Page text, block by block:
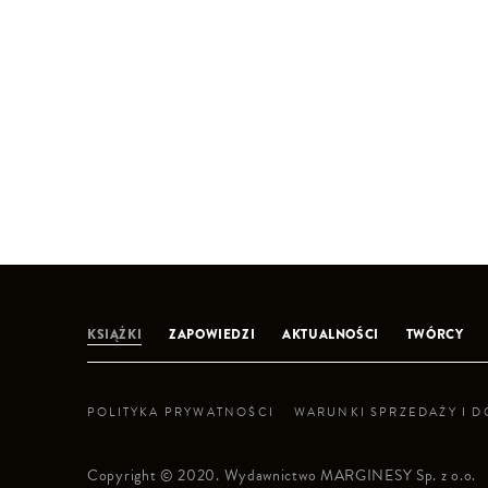
KSIĄŻKI ZAPOWIEDZI AKTUALNOŚCI TWÓRCY
POLITYKA PRYWATNOŚCI WARUNKI SPRZEDAŻY I
Copyright © 2020. Wydawnictwo MARGINESY Sp. z o.o.